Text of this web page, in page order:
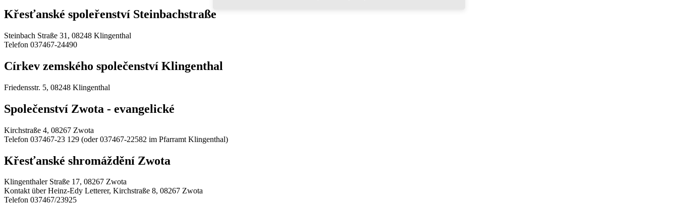
Křesťanské spoleřenství Steinbachstraße
Steinbach Straße 31, 08248 Klingenthal
Telefon 037467-24490
Církev zemského společenství Klingenthal
Friedensstr. 5, 08248 Klingenthal
Společenství Zwota - evangelické
Kirchstraße 4, 08267 Zwota
Telefon 037467-23 129 (oder 037467-22582 im Pfarramt Klingenthal)
Křesťanské shromáždění Zwota
Klingenthaler Straße 17, 08267 Zwota
Kontakt über Heinz-Edy Letterer, Kirchstraße 8, 08267 Zwota
Telefon 037467/23925